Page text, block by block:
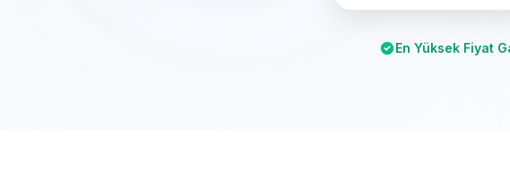
En Yüksek Fiyat